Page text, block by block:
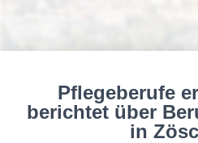
Pflegeberufe
berichtet über
in